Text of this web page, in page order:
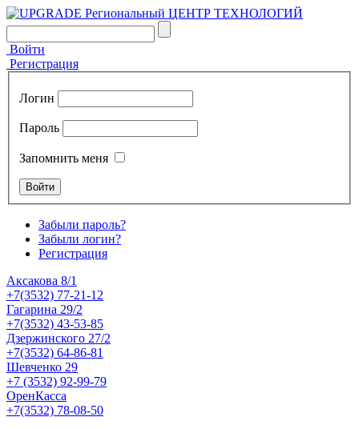
Войти
Регистрация
Логин
Пароль
Запомнить меня
Забыли пароль?
Забыли логин?
Регистрация
Аксакова 8/1
+7(3532) 77-21-12
Гагарина 29/2
+7(3532) 43-53-85
Дзержинского 27/2
+7(3532) 64-86-81
Шевченко 29
+7 (3532) 92-99-79
ОренКасса
+7(3532) 78-08-50